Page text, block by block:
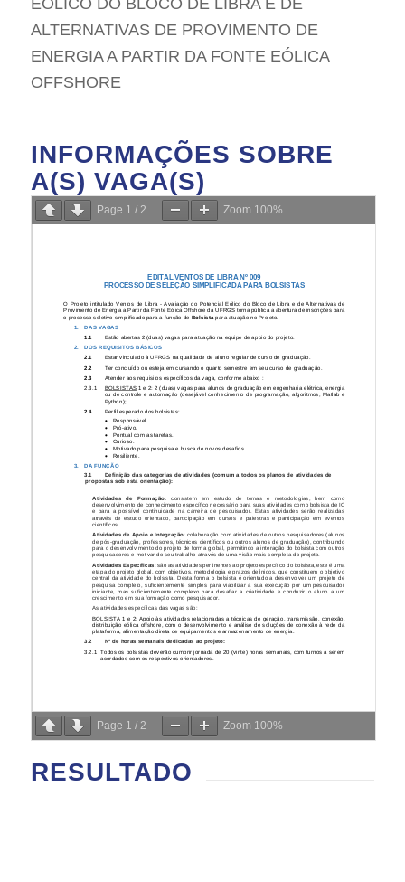
EÓLICO DO BLOCO DE LIBRA E DE
ALTERNATIVAS DE PROVIMENTO DE
ENERGIA A PARTIR DA FONTE EÓLICA
OFFSHORE
INFORMAÇÕES SOBRE
A(S) VAGA(S)
Page 1 / 2 Zoom 100%
Page 1 / 2 Zoom 100%
RESULTADO